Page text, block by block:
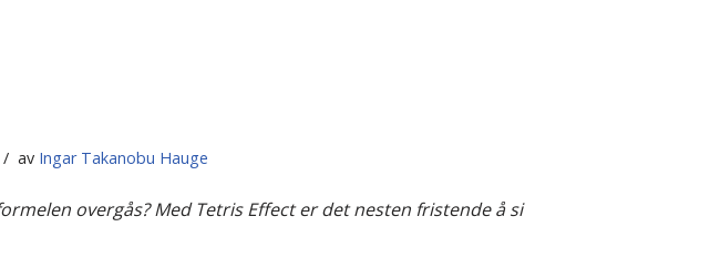
av Ingar Takanobu Hauge
overgås? Med Tetris Effect er det nesten fristende å si